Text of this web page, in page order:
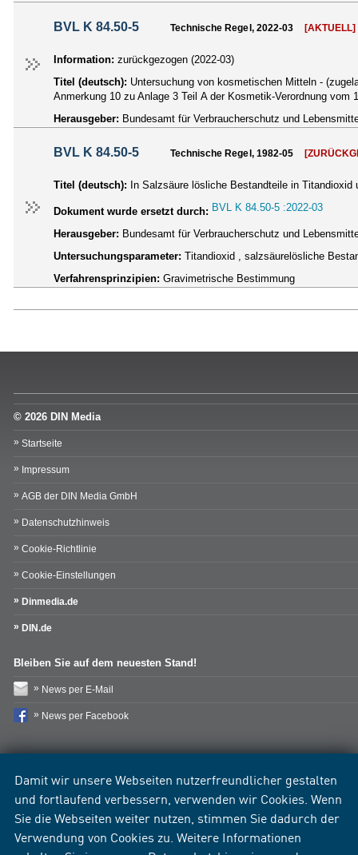
Damit wir unsere Webseiten nutzerfreundlicher gestalten
und fortlaufend verbessern, verwenden wir Cookies. Wenn
Sie die Webseiten weiter nutzen, stimmen Sie dadurch der
Verwendung von Cookies zu. Weitere Informationen
BVL K 84.50-5 Technische Regel, 2022-03 [AKTUELL]
Information: zurückgezogen (2022-03)
Titel (deutsch): Untersuchung von kosmetischen Mitteln -
Anmerkung 10 zu Anlage 3 Teil A der Kosmetik-Verordnung
Herausgeber: Bundesamt für Verbraucherschutz und
BVL K 84.50-5 Technische Regel, 1982-05
Titel (deutsch): In Salzsäure lösliche Bestandteile in
Dokument wurde ersetzt durch: BVL K 84.50-5 :2022-03
Herausgeber: Bundesamt für Verbraucherschutz und
Untersuchungsparameter: Titandioxid , salzsäurelösliche
Verfahrensprinzipien: Gravimetrische Bestimmung
© 2026 DIN Media
Startseite
Impressum
AGB der DIN Media GmbH
Datenschutzhinweis
Cookie-Richtlinie
Cookie-Einstellungen
Dinmedia.de
DIN.de
Bleiben Sie auf dem neuesten Stand!
News per E-Mail
News per Facebook